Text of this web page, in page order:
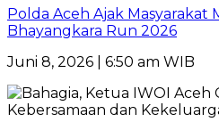
Polda Aceh Ajak Masyarakat
Bhayangkara Run 2026
Juni 8, 2026 | 6:50 am WIB